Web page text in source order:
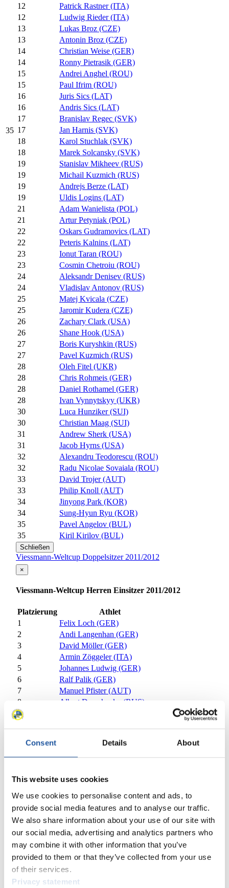
Consent Details About
This website uses cookies
We use cookies to personalise content and ads, to
provide social media features and to analyse our traffic.
We also share information about your use of our site with
our social media, advertising and analytics partners who
may combine it with other information that you’ve
provided to them or that they’ve collected from your use
of their services.
Privacy statement
35
12
Patrick Rastner (ITA)
12
Ludwig Rieder (ITA)
13
Lukas Broz (CZE)
13
Antonin Broz (CZE)
14
Christian Weise (GER)
14
Ronny Pietrasik (GER)
15
Andrei Anghel (ROU)
15
Paul Ifrim (ROU)
16
Juris Sics (LAT)
16
Andris Sics (LAT)
17
Branislav Regec (SVK)
17
Jan Harnis (SVK)
18
Karol Stuchlak (SVK)
18
Marek Solcansky (SVK)
19
Stanislav Mikheev (RUS)
19
Michail Kuzmich (RUS)
19
Andrejs Berze (LAT)
19
Uldis Logins (LAT)
21
Adam Wanielista (POL)
21
Artur Petyniak (POL)
22
Oskars Gudramovics (LAT)
22
Peteris Kalnins (LAT)
23
Ionut Taran (ROU)
23
Cosmin Chetroiu (ROU)
24
Aleksandr Denisev (RUS)
24
Vladislav Antonov (RUS)
25
Matej Kvicala (CZE)
25
Jaromir Kudera (CZE)
26
Zachary Clark (USA)
26
Shane Hook (USA)
27
Boris Kuryshkin (RUS)
27
Pavel Kuzmich (RUS)
28
Oleh Fitel (UKR)
28
Chris Rohmeis (GER)
28
Daniel Rothamel (GER)
28
Ivan Vynnytskyy (UKR)
30
Luca Hunziker (SUI)
30
Christian Maag (SUI)
31
Andrew Sherk (USA)
31
Jacob Hyrns (USA)
32
Alexandru Teodorescu (ROU)
32
Radu Nicolae Sovaiala (ROU)
33
David Trojer (AUT)
33
Philip Knoll (AUT)
34
Jinyong Park (KOR)
34
Sung-Hyun Ryu (KOR)
35
Pavel Angelov (BUL)
35
Kiril Kirilov (BUL)
Schließen
Viessmann-Weltcup Doppelsitzer 2011/2012
×
Viessmann-Weltcup Herren Einsitzer 2011/2012
Platzierung
Athlet
1
Felix Loch (GER)
2
Andi Langenhan (GER)
3
David Möller (GER)
4
Armin Zöggeler (ITA)
5
Johannes Ludwig (GER)
6
Ralf Palik (GER)
7
Manuel Pfister (AUT)
8
Albert Demchenko (RUS)
9
Gregory Carigiet (SUI)
14
Stepan Fedorov (RUS)
16
Viktor Kneyb (RUS)
17
Sam Edney (CAN)
Inars Kivlenieks (LAT)
Jo Alexander Koppang (NOR)
20
Evgeniy Voskresenskiy (RUS)
21
Maciej Kurowski (POL)
22
Jozef Ninis (SVK)
23
Semen Pavlichenko (RUS)
24
Chris Mazdzer (USA)
25
Kevin Fischnaller (ITA)